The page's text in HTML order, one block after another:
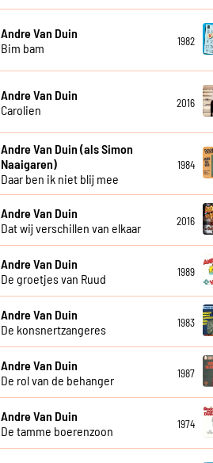
Andre Van Duin
Bim bam
1982
Andre Van Duin
Carolien
2016
Andre Van Duin (als Simon
Naaigaren)
Daar ben ik niet blij mee
1984
Andre Van Duin
Dat wij verschillen van elkaar
2016
Andre Van Duin
De groetjes van Ruud
1989
Andre Van Duin
De konsnertzangeres
1983
Andre Van Duin
De rol van de behanger
1987
Andre Van Duin
De tamme boerenzoon
1974